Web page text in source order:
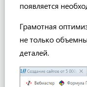
появляется
Грамотная
не только
деталей.